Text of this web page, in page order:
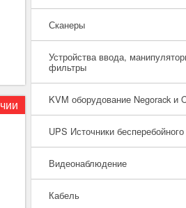
Сканеры
Устройства ввода,
фильтры
KVM оборудование Negorack и
UPS Источники
Видеонаблюдение
Кабель